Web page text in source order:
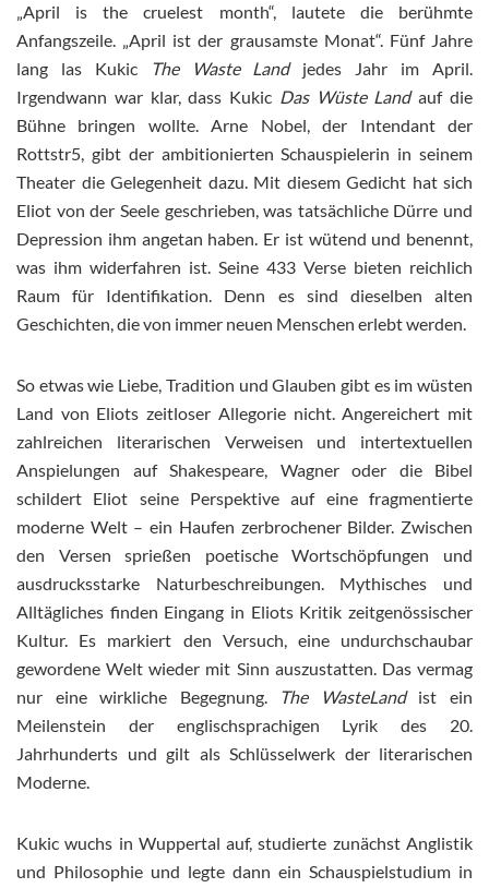
„April is the cruelest month“, lautete die berühmte
Anfangszeile. „April ist der grausamste Monat“. Fünf Jahre
lang las Kukic
The Waste Landjedes Jahr im April.
Irgendwann war klar, dass Kukic Das Wüste Landauf die
Bühne bringen wollte. Arne Nobel, der Intendant der
Rottstr5, gibt der ambitionierten Schauspielerin in seinem
Theater die Gelegenheit dazu. Mit diesem Gedicht hat sich
Eliot von der Seele geschrieben, was tatsächliche Dürre und
Depression ihm angetan haben. Er ist wütend und benennt,
was ihm widerfahren ist. Seine 433 Verse bieten reichlich
Raum für Identifikation. Denn es sind dieselben alten
Geschichten, die von immer neuen Menschen erlebt werden.
So etwas wie Liebe, Tradition und Glauben gibt es im wüsten
Land von Eliots zeitloser Allegorie nicht. Angereichert mit
zahlreichen literarischen Verweisen und intertextuellen
Anspielungen auf Shakespeare, Wagner oder die Bibel
schildert Eliot seine Perspektive auf eine fragmentierte
moderne Welt – ein Haufen zerbrochener Bilder. Zwischen
den Versen sprießen poetische Wortschöpfungen und
ausdrucksstarke Naturbeschreibungen. Mythisches und
Alltägliches finden Eingang in Eliots Kritik zeitgenössischer
Kultur. Es markiert den Versuch, eine undurchschaubar
gewordene Welt wieder mit Sinn auszustatten. Das vermag
nur eine wirkliche Begegnung.The WasteLandist ein
Meilenstein der englischsprachigen Lyrik des 20.
Jahrhunderts und gilt als Schlüsselwerk der literarischen
Moderne.
Kukic wuchs in Wuppertal auf, studierte zunächst Anglistik
und Philosophie und legte dann ein Schauspielstudium in